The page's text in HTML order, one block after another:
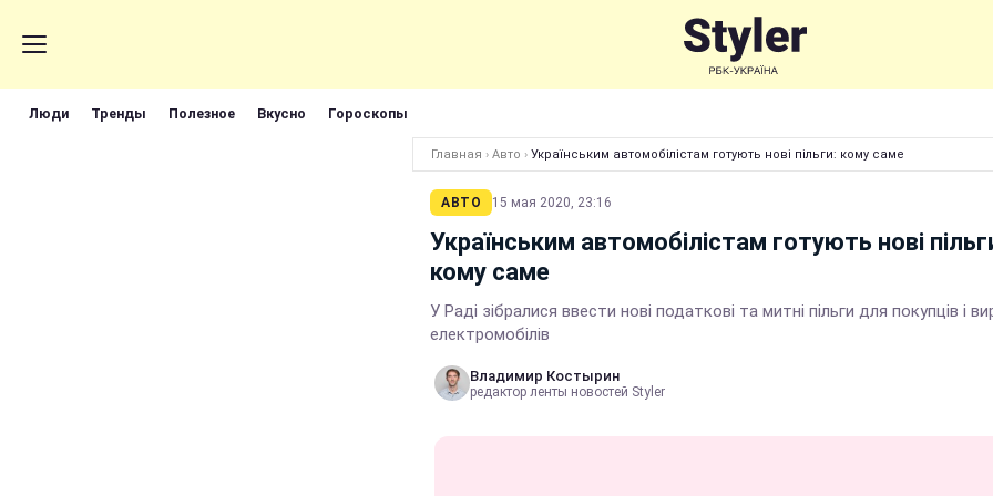
Люди Тренды Полезное Вкусно Гороскопы
Главная › Авто › Українським автомобілістам готують нові пільги: кому саме
АВТО 15 мая 2020, 23:16
Українським автомобілістам готують нові
кому саме
У Раді зібралися ввести нові податкові та митні пільги для покупців і
електромобілів
Владимир Костырин
редактор ленты новостей Styler